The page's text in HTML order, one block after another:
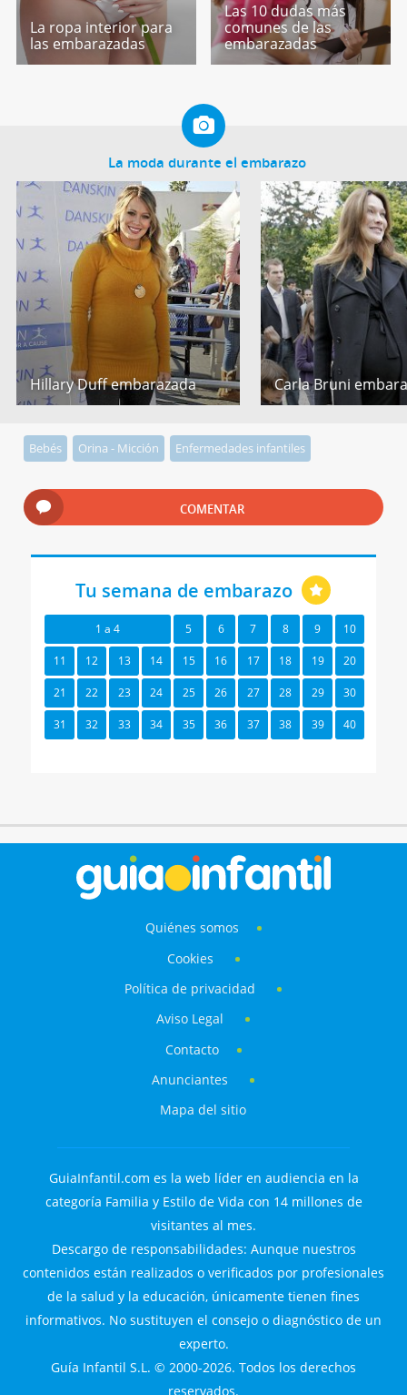
La ropa interior para
las embarazadas
Las 10 dudas más
comunes de las
embarazadas
La moda durante el embarazo
Hillary Duff embarazada Carla Bruni
Bebés Orina - Micción Enfermedades infantiles
COMENTAR
Tu semana de embarazo
1 a 4 5 6 7 8 9 10
11 12 13 14 15 16 17 18 19 20
21 22 23 24 25 26 27 28 29 30
31 32 33 34 35 36 37 38 39 40
Quiénes somos
Cookies
Política de privacidad
Aviso Legal
Contacto
Anunciantes
Mapa del sitio
GuiaInfantil.com es la web líder en audiencia en la
categoría Familia y Estilo de Vida con 14 millones de
visitantes al mes.
Descargo de responsabilidades: Aunque nuestros
contenidos están realizados o verificados por profesionales
de la salud y la educación, únicamente tienen fines
informativos. No sustituyen el consejo o diagnóstico de un
experto.
Guía Infantil S.L. © 2000-2026. Todos los derechos
reservados.